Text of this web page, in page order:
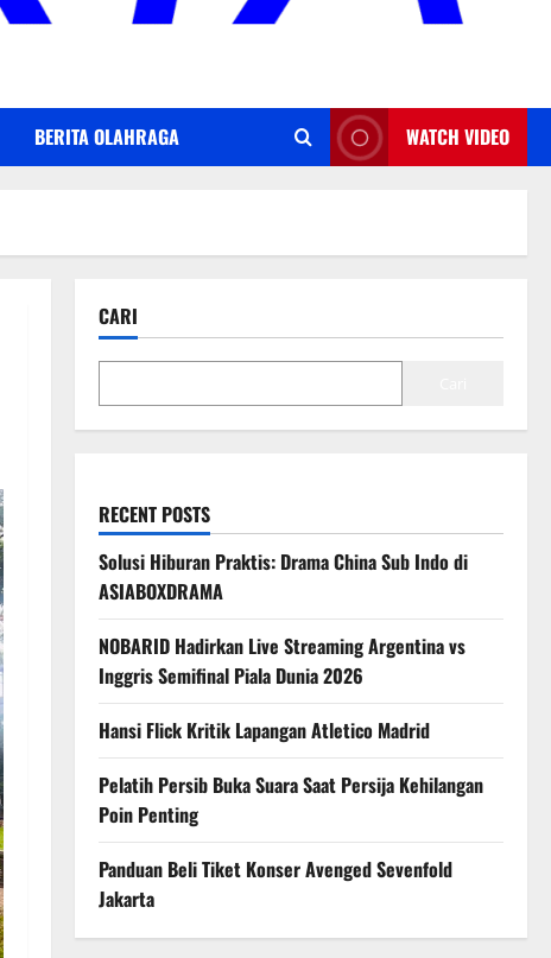
BERITA OLAHRAGA WATCH VIDEO
CARI
RECENT POSTS
Solusi Hiburan Praktis: Drama China Sub Indo di
ASIABOXDRAMA
NOBARID Hadirkan Live Streaming Argentina vs
Inggris Semifinal Piala Dunia 2026
Hansi Flick Kritik Lapangan Atletico Madrid
Pelatih Persib Buka Suara Saat Persija Kehilangan
Poin Penting
Panduan Beli Tiket Konser Avenged Sevenfold
Jakarta